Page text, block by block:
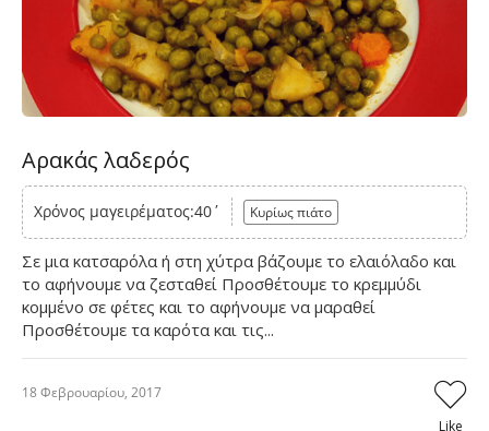
Αρακάς λαδερός
Χρόνος μαγειρέματος:40΄ Κυρίως πιάτο
Σε μια κατσαρόλα ή στη χύτρα βάζουμε το ελαιόλαδο και
το αφήνουμε να ζεσταθεί Προσθέτουμε το κρεμμύδι
κομμένο σε φέτες και το αφήνουμε να μαραθεί
Προσθέτουμε τα καρότα και τις...
18 Φεβρουαρίου, 2017
Like